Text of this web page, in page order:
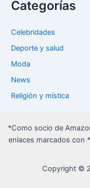
Categorías
Celebridades
Deporte y salud
Moda
News
Religión y mística
*Como socio de
enlaces marcados con
Copyright ©